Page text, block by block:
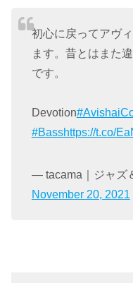
初心に戻ってアヴ
ます。昔とはまた
です。
Devotion
#Basshttps://t.co/
— tacama｜ジャズ
November 20, 2021